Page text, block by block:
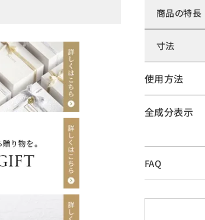
商品の特長
寸法
使用方法
全成分表示
FAQ